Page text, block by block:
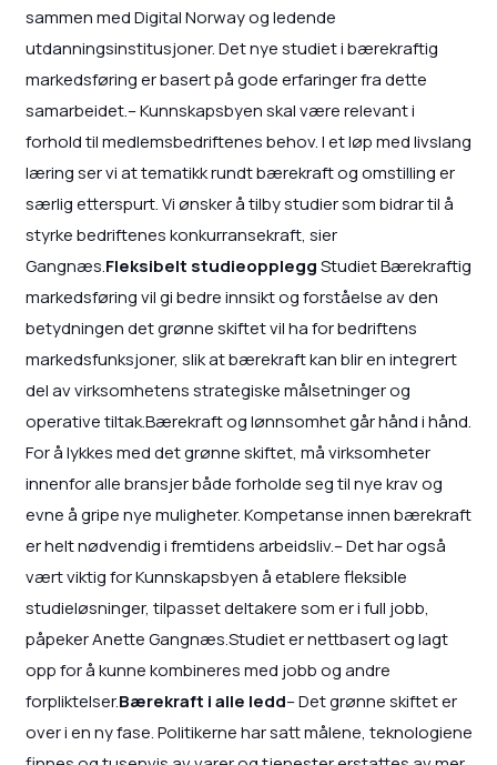
sammen med Digital Norway og ledende
utdanningsinstitusjoner. Det nye studiet i bærekraftig
markedsføring er basert på gode erfaringer fra dette
samarbeidet.– Kunnskapsbyen skal være relevant i
forhold til medlemsbedriftenes behov. I et løp med livslang
læring ser vi at tematikk rundt bærekraft og omstilling er
særlig etterspurt. Vi ønsker å tilby studier som bidrar til å
styrke bedriftenes konkurransekraft, sier
Gangnæs.Fleksibelt studieoppleggStudiet Bærekraftig
markedsføring vil gi bedre innsikt og forståelse av den
betydningen det grønne skiftet vil ha for bedriftens
markedsfunksjoner, slik at bærekraft kan blir en integrert
del av virksomhetens strategiske målsetninger og
operative tiltak.Bærekraft og lønnsomhet går hånd i hånd.
For å lykkes med det grønne skiftet, må virksomheter
innenfor alle bransjer både forholde seg til nye krav og
evne å gripe nye muligheter. Kompetanse innen bærekraft
er helt nødvendig i fremtidens arbeidsliv.– Det har også
vært viktig for Kunnskapsbyen å etablere fleksible
studieløsninger, tilpasset deltakere som er i full jobb,
påpeker Anette Gangnæs.Studiet er nettbasert og lagt
opp for å kunne kombineres med jobb og andre
forpliktelser.Bærekraft i alle ledd– Det grønne skiftet er
over i en ny fase. Politikerne har satt målene, teknologiene